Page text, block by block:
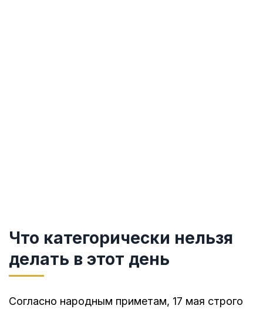
Что категорически нельзя
делать в этот день
Согласно народным приметам, 17 мая строго